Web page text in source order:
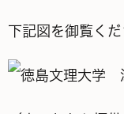
下記図を御覧くだ